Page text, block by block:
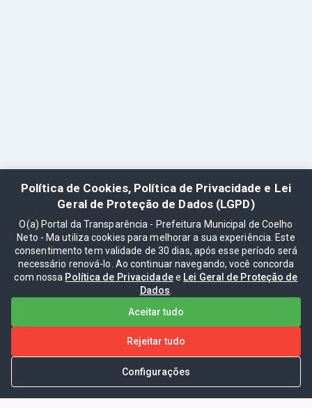
Política de Cookies, Política de Privacidade e Lei
Geral de Proteção de Dados (LGPD)
O(a) Portal da Transparência - Prefeitura Municipal de Coelho
Neto - Ma utiliza cookies para melhorar a sua experiência. Este
consentimento tem validade de 30 dias, após esse período será
necessário renová-lo. Ao continuar navegando, você concorda
com nossa Política de Privacidadee Lei Geral de Proteção de
Dados
Aceitar tudo
Rejeitar tudo
Configurações